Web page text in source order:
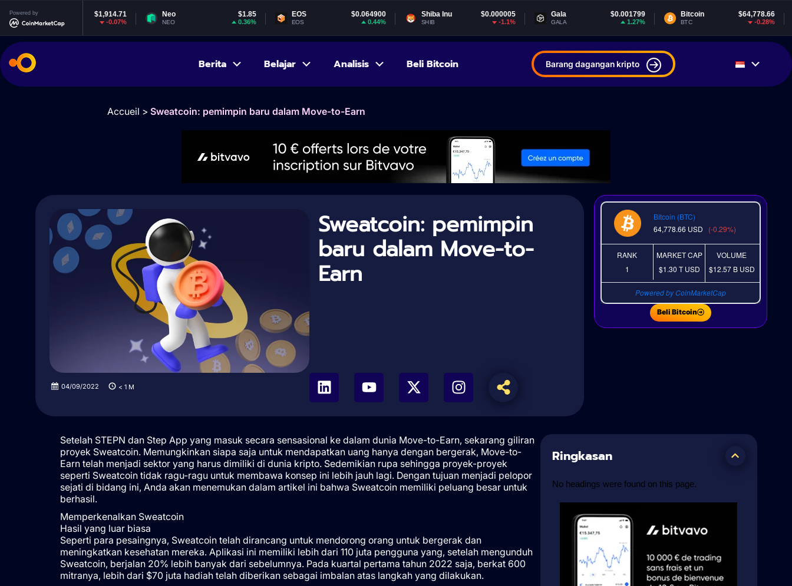
Powered by Neo
NEO
EOS
EOS
Shiba Inu $0.000005
SHIB
Gala
GALA
Bitcoin $64,778.66
BTC
Tether
USDT
Berita Belajar Analisis Beli Bitcoin Barang dagangan kripto
Accueil > Sweatcoin: pemimpin baru dalam Move-to-Earn
Sweatcoin: pemimpin
baru dalam Move-to-
Earn
04/09/2022 < 1 M
Bitcoin (BTC)
64,778.66 USD (-0.29%)
RANK
1
MARKET CAP
$1.30 TUSD
VOLUME
$12.57 B USD
Powered by CoinMarketCap
Beli Bitcoin
Setelah STEPN dan Step App yang masuk secara sensasional ke dalam dunia Move-to-Earn, sekarang giliran
proyek Sweatcoin. Memungkinkan siapa saja untuk mendapatkan uang hanya dengan bergerak, Move-to-
Earn telah menjadi sektor yang harus dimiliki di dunia kripto. Sedemikian rupa sehingga proyek-proyek
seperti Sweatcoin tidak ragu-ragu untuk membawa konsep ini lebih jauh lagi. Dengan tujuan menjadi pelopor
sejati di bidang ini, Anda akan menemukan dalam artikel ini bahwa Sweatcoin memiliki peluang besar untuk
berhasil.
Memperkenalkan Sweatcoin
Hasil yang luar biasa
Seperti para pesaingnya, Sweatcoin telah dirancang untuk mendorong orang untuk bergerak dan
meningkatkan kesehatan mereka. Aplikasi ini memiliki lebih dari 110 juta pengguna yang, setelah mengunduh
Sweatcoin, berjalan 20% lebih banyak dari sebelumnya. Pada kuartal pertama tahun 2022 saja, berkat 600
mitranya, lebih dari $70 juta hadiah telah diberikan sebagai imbalan atas langkah yang dilakukan.
Ringkasan
No headings were found on this page.